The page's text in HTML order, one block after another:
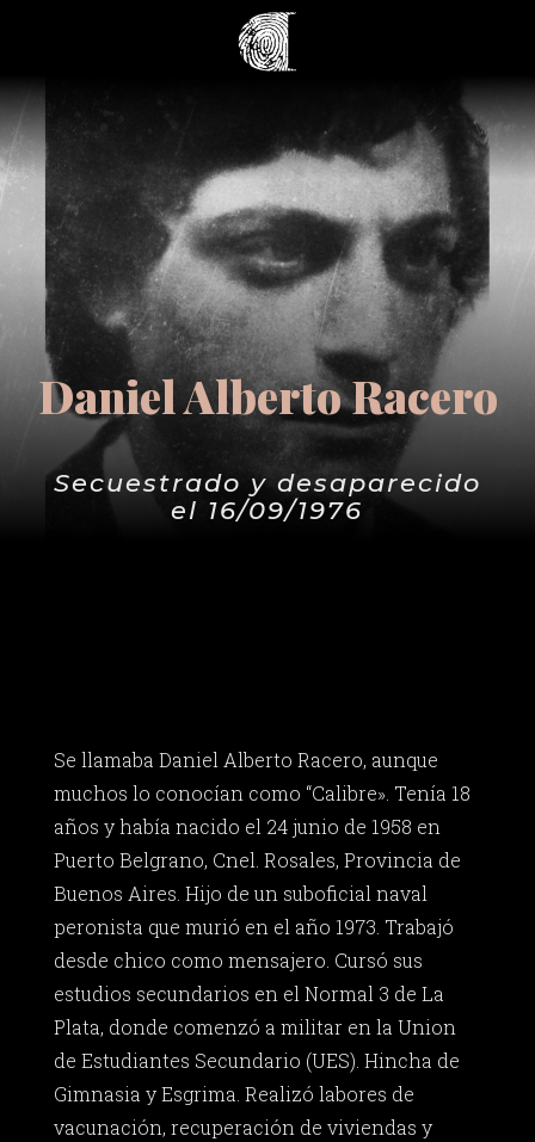
Daniel Alberto Racero
Secuestrado y desaparecido
el 16/09/1976
Se llamaba Daniel Alberto Racero, aunque
muchos lo conocían como “Calibre». Tenía 18
años y había nacido el 24 junio de 1958 en
Puerto Belgrano, Cnel. Rosales, Provincia de
Buenos Aires. Hijo de un suboficial naval
peronista que murió en el año 1973. Trabajó
desde chico como mensajero. Cursó sus
estudios secundarios en el Normal 3 de La
Plata, donde comenzó a militar en la Union
de Estudiantes Secundario (UES). Hincha de
Gimnasia y Esgrima. Realizó labores de
vacunación, recuperación de viviendas y